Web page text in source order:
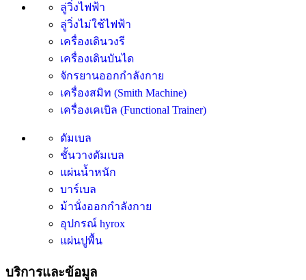
ลู่วิ่งไฟฟ้า
ลู่วิ่งไม่ใช้ไฟฟ้า
เครื่องเดินวงรี
เครื่องเดินบันได
จักรยานออกกำลังกาย
เครื่องสมิท (Smith Machine)
เครื่องเคเบิล (Functional Trainer)
ดัมเบล
ชั้นวางดัมเบล
แผ่นน้ำหนัก
บาร์เบล
ม้านั่งออกกำลังกาย
อุปกรณ์ hyrox
แผ่นปูพื้น
บริการและข้อมูล